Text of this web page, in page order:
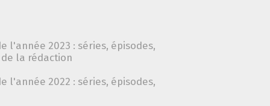
l'année 2023 : séries, épisodes,
la rédaction
l'année 2022 : séries, épisodes,